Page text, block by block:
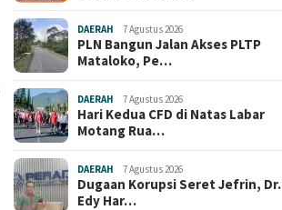
DAERAH 7 Agustus 2026
PLN Bangun Jalan Akses PLTP
Mataloko, Pe…
DAERAH 7 Agustus 2026
Hari Kedua CFD di Natas Labar
Motang Rua…
DAERAH 7 Agustus 2026
Dugaan Korupsi Seret Jefrin, Dr.
Edy Har…